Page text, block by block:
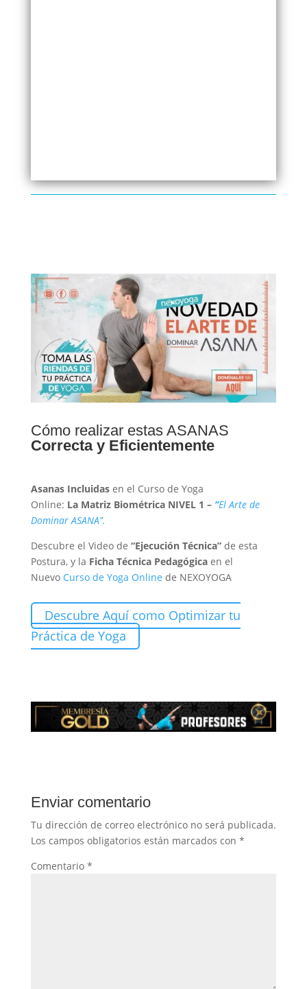
Cómo realizar estas ASANAS
Correcta y Eficientemente
Asanas Incluidas en el Curso de Yoga
Online: La Matriz Biométrica NIVEL 1 – “El Arte de
Dominar ASANA”.
Descubre el Video de “Ejecución Técnica” de esta
Postura, y la Ficha Técnica Pedagógica en el
Nuevo Curso de Yoga Online de NEXOYOGA
Descubre Aquí como Optimizar tu
Práctica de Yoga
Enviar comentario
Tu dirección de correo electrónico no será publicada.
Los campos obligatorios están marcados con *
Comentario *